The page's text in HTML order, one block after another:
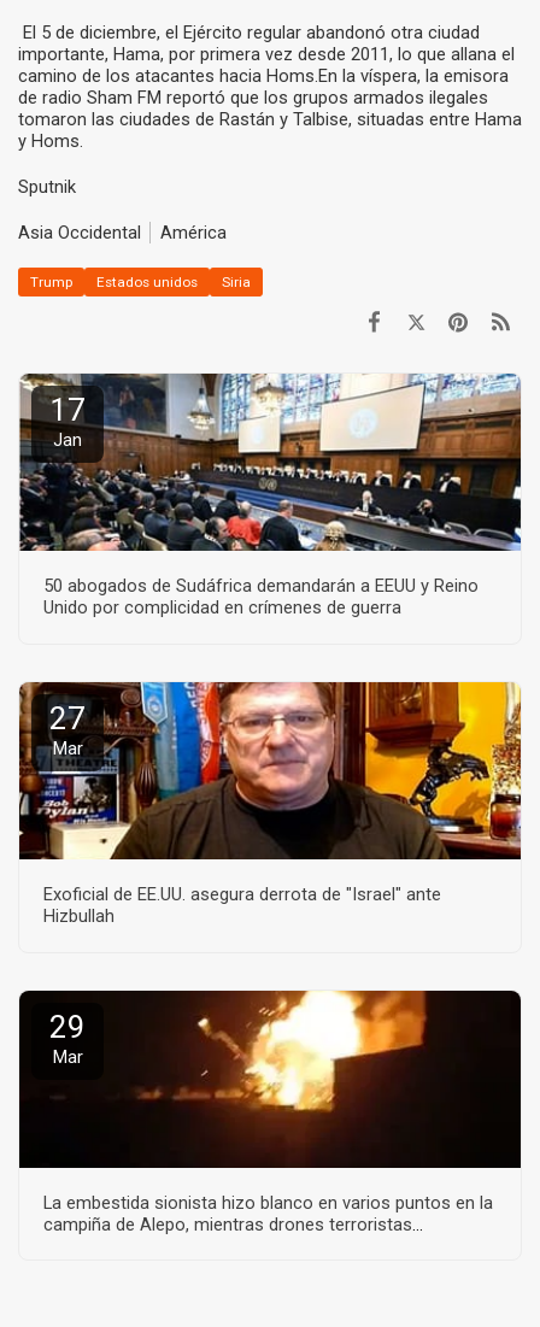
El 5 de diciembre, el Ejército regular abandonó otra ciudad
importante, Hama, por primera vez desde 2011, lo que allana el
camino de los atacantes hacia Homs.En la víspera, la emisora
de radio Sham FM reportó que los grupos armados ilegales
tomaron las ciudades de Rastán y Talbise, situadas entre Hama
y Homs.
Sputnik
Asia Occidental América
Trump Estados unidos Siria
17
Jan
50 abogados de Sudáfrica demandarán a EEUU y Reino
Unido por complicidad en crímenes de guerra
27
Mar
Exoficial de EE.UU. asegura derrota de "Israel" ante
Hizbullah
29
Mar
La embestida sionista hizo blanco en varios puntos en la
campiña de Alepo, mientras drones terroristas